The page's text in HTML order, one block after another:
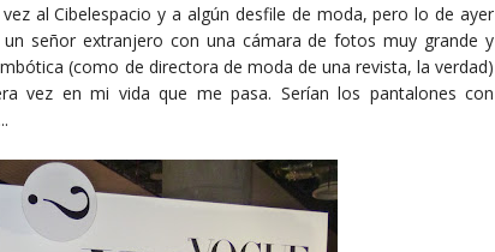
al Cibelespacio y a algún desfile de moda, pero lo de ayer
señor extranjero con una cámara de fotos muy grande y
(como de directora de moda de una revista, la verdad)
vez en mi vida que me pasa. Serían los pantalones con